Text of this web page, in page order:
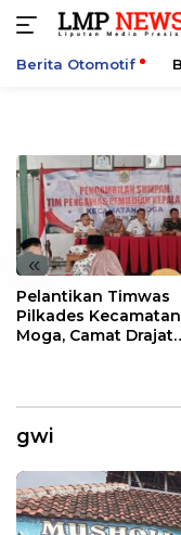
Berita Otomotif
«
Pelantikan Timwas
Pilkades Kecamatan
Moga, Camat Drajat
gwi